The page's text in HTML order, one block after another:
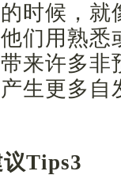
时候，就
们用熟悉
来许多非
生更多自
Tips3